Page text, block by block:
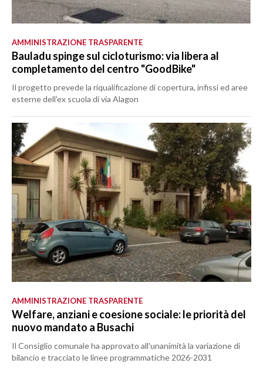
AMMINISTRAZIONE TRASPARENTE
Bauladu spinge sul cicloturismo: via libera al
completamento del centro "GoodBike"
Il progetto prevede la riqualificazione di copertura, infissi ed aree
esterne dell'ex scuola di via Alagon
AMMINISTRAZIONE TRASPARENTE
Welfare, anziani e coesione sociale: le priorità del
nuovo mandato a Busachi
Il Consiglio comunale ha approvato all'unanimità la variazione di
bilancio e tracciato le linee programmatiche 2026-2031